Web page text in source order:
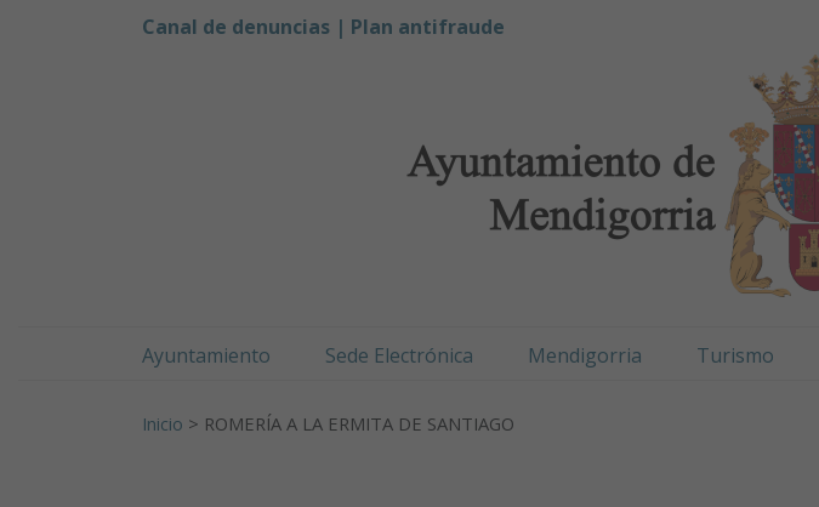
Ayuntamiento de Mendigorria
Canal de denuncias | Plan antifraude
Ayuntamiento Sede Electrónica Mendigorria Turismo
Inicio > ROMERÍA A LA ERMITA DE SANTIAGO